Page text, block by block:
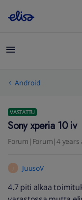
Android
VASTATTU
Sony xperia 10 iv
Forum|Forum|4 years
JuusoV
4.7 piti alkaa